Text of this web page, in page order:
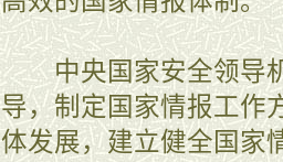
中央国家安全领导机
导，制定国家情报工作
体发展，建立健全国家